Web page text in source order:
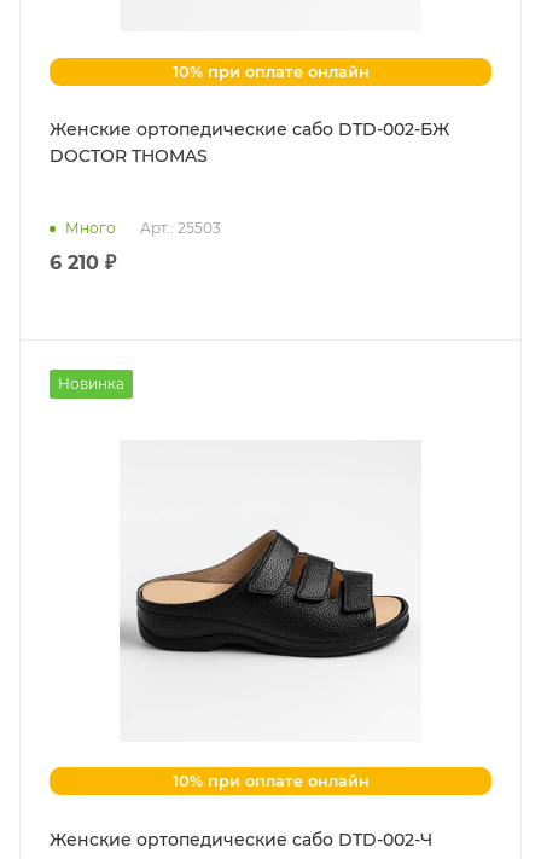
10% при оплате онлайн
Женские ортопедические сабо DTD-002-БЖ
DOCTOR THOMAS
Много Арт.: 25503
6 210 ₽
Новинка
10% при оплате онлайн
Женские ортопедические сабо DTD-002-Ч